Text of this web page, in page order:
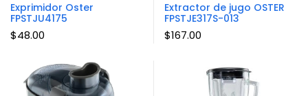
Exprimidor Oster
FPSTJU4175
$48.00
Extractor de jugo OSTER
FPSTJE317S-013
$167.00